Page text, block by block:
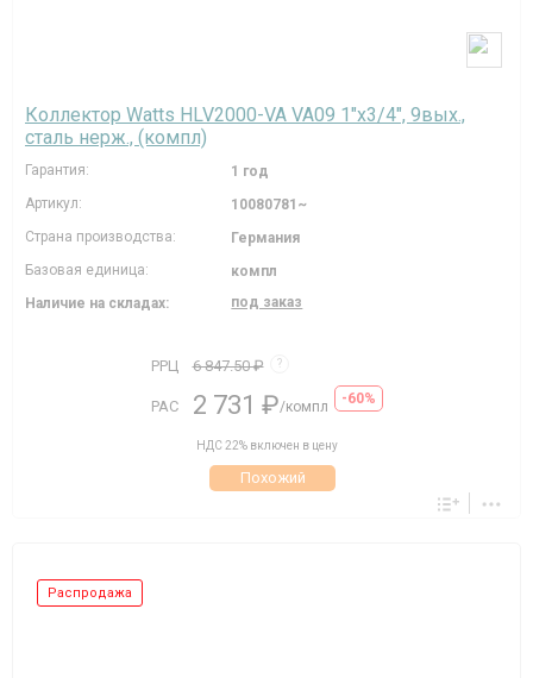
Коллектор Watts HLV2000-VA VA09 1"х3/4", 9вых.,
сталь нерж., (компл)
Гарантия:
1 год
Артикул:
10080781~
Страна производства:
Германия
Базовая единица:
компл
Наличие на складах:
под заказ
РРЦ 6 847.50 ₽ ?
РАС 2 731 ₽/компл -60%
НДС 22% включен в цену
Похожий
Распродажа